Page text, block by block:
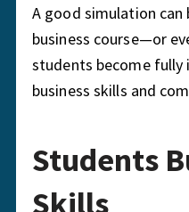
A good simulation
business course—or
students become fully
business skills and
Students
Skills